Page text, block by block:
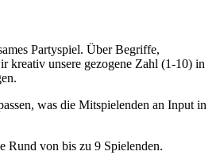
Partyspiel. Über Begriffe,
kreativ unsere gezogene Zahl (1-10) in
was die Mitspielenden an Input in
Rund von bis zu 9 Spielenden.